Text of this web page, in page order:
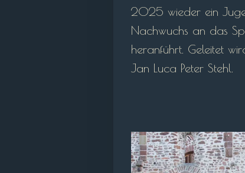
2025 wieder ein
Nachwuchs an das
heranführt. Geleitet
Jan Luca Peter Stehl.